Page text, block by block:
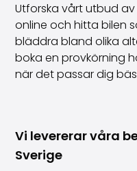
Utforska vårt utbud
online och hitta bilen
bläddra bland olika
boka en provkörning
när det passar dig
Vi levererar våra
Sverige